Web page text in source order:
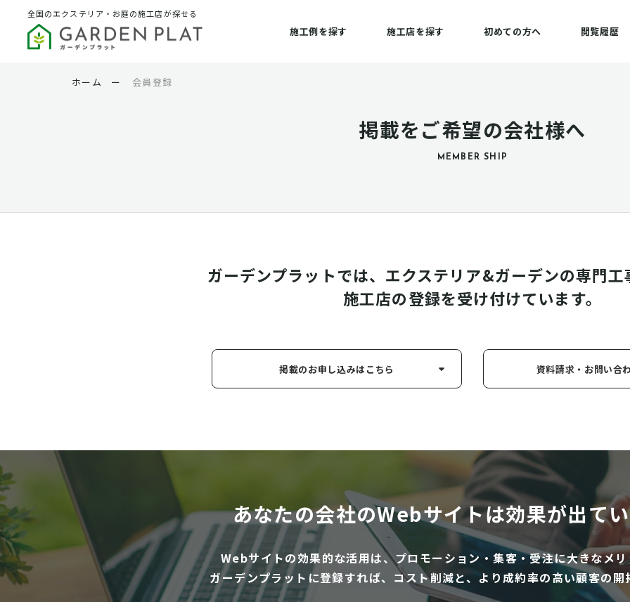
全国のエクステリア・お庭の施工店が探せる
施工例を探す 施工店を探す 初めての方へ 閲覧履歴
掲載をご希望の会社様へ
MEMBER SHIP
ホーム ー 会員登録
ガーデンプラットでは、エクステリア&ガーデンの専門工
施工店の登録を受け付けています。
掲載のお申し込みはこちら 資料請求・お問い合
あなたの会社のWebサイトは効果が出て
Webサイトの効果的な活用は、プロモーション・集客・受注に大きなメ
ガーデンプラットに登録すれば、コスト削減と、より成約率の高い顧客の開